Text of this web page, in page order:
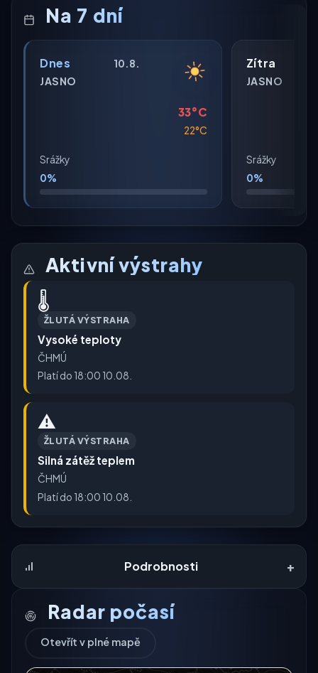
Na 7 dní
Dnes
10.8.
JASNO
33°C
22°C
Srážky
0%
Zítra
JASNO
Srážky
0%
Aktivní výstrahy
🌡️
ŽLUTÁ VÝSTRAHA
Vysoké teploty
ČHMÚ
Platí do 18:00 10.08.
⚠️
ŽLUTÁ VÝSTRAHA
Silná zátěž teplem
ČHMÚ
Platí do 18:00 10.08.
Podrobnosti +
Radar počasí
Otevřít v plné mapě